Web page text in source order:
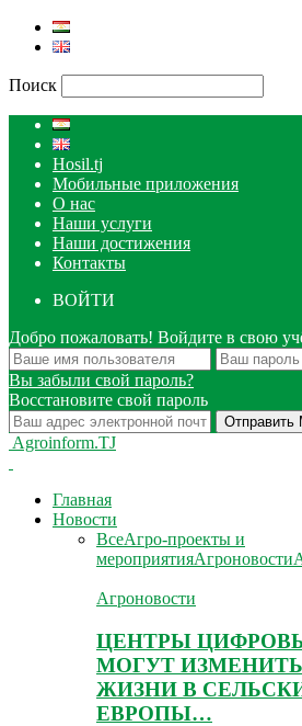
Поиск
Hosil.tj
Мобильные приложения
О нас
Наши услуги
Наши достижения
Контакты
ВОЙТИ
Добро пожаловать! Войдите в свою
Вы забыли свой пароль?
Восстановите свой пароль
Agroinform.TJ
Главная
Новости
ВсеАгро-проекты и
мероприятияАгроновости
Агроновости
ЦЕНТРЫ
МОГУТ
ЖИЗНИ В
ЕВРОПЫ…